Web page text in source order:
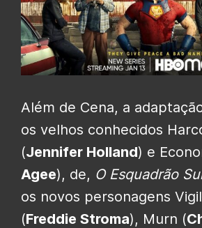
Além de Cena, a
os velhos conhecidos
(Jennifer Holland) e
Agee), de, O Esquadrão
os novos personagens
(Freddie Stroma), Murn (